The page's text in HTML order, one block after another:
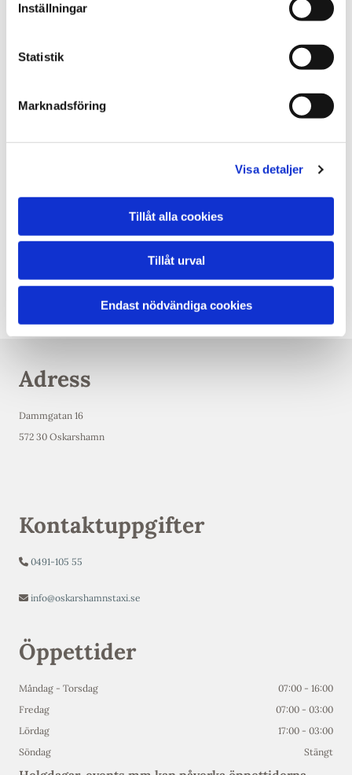
Inställningar
Statistik
Marknadsföring
Visa detaljer
Tillåt alla cookies
Tillåt urval
Endast nödvändiga cookies
Måndag - Torsdag 07:00 - 16:00
Fredag 07:00 - 03:00
Helgdagar, events mm kan påverka öppettiderna.
Adress
Dammgatan 16
572 30 Oskarshamn
Kontaktuppgifter
 0491-105 55
 info@oskarshamnstaxi.se
Öppettider
Måndag - Torsdag
07:00 - 16:00
Fredag
07:00 - 03:00
Lördag
17:00 - 03:00
Söndag
Stängt